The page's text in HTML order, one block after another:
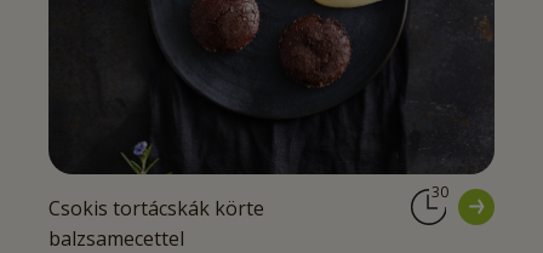
Csokis tortácskák körte
balzsamecettel
30